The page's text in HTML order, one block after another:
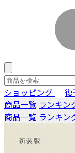
ショッピング ｜ 復
商品一覧 ランキン
商品一覧 ランキン